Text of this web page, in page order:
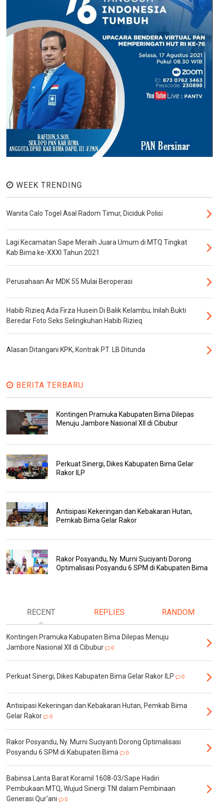
WEEK TRENDING
Wanita Calo Togel Asal Radom Timur, Diciduk Polisi
Lagi Kecamatan Sape Meraih Juara Umum di MTQ Tingkat
Kab Bima ke-XXXI Tahun 2021
Perusahaan Air MDK 55 Mulai Beroperasi
Habib Rizieq Ada Firza Husein Di Balik Kelambu, Inilah Bukti
Beredar Foto Seks Selingkuhan Habib Rizieq
Alasan Ditangani KPK, Kontrak PT. LB Ditunda
BERITA TERBARU
Kontingen Pramuka Kabupaten Bima Dilepas
Menuju Jambore Nasional XII di Cibubur
Perkuat Sinergi, Dikes Kabupaten Bima Gelar
Rakor ILP
Antisipasi Kekeringan dan Kebakaran Hutan,
Pemkab Bima Gelar Rakor
Rakor Posyandu, Ny. Murni Suciyanti Dorong
Optimalisasi Posyandu 6 SPM di Kabupaten Bima
RECENT REPLIES RANDOM
Kontingen Pramuka Kabupaten Bima Dilepas Menuju
Jambore Nasional XII di Cibubur
0
Perkuat Sinergi, Dikes Kabupaten Bima Gelar Rakor ILP 0
Antisipasi Kekeringan dan Kebakaran Hutan, Pemkab Bima
Gelar Rakor
0
Rakor Posyandu, Ny. Murni Suciyanti Dorong Optimalisasi
Posyandu 6 SPM di Kabupaten Bima
0
Babinsa Lanta Barat Koramil 1608-03/Sape Hadiri
Pembukaan MTQ, Wujud Sinergi TNI dalam Pembinaan
Generasi Qur'ani
0